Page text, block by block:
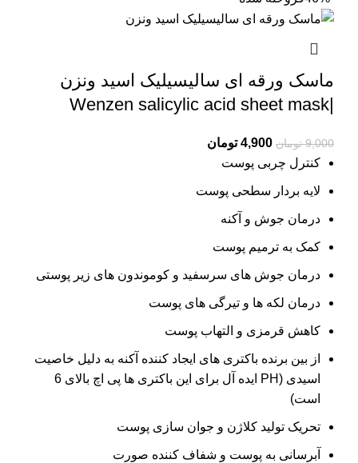
ماسک ورقه ای سالیسیلیک اسید ونزن
|Wenzen salicylic acid sheet mask
9,000 تومان Original
price
was:
4,900 تومان
کنترل چربی پوست
لایه بردار سطحی پوست
درمان جوش و آکنه
کمک به ترمیم پوست
درمان جوش های سرسفید و کوموندون های زیر پوستی
درمان لکه ها و تیرگی های پوست
کاهش قرمزی و التهاب پوست
از بین برنده باکتری های ایجاد کننده آکنه به دلیل خاصیت
اسیدی (PH ایده آل برای این باکتری ها پی اچ بالای 6
است)
تحریک تولید کلاژن و جوان سازی پوست
آبرسانی به پوست و شفاف کننده صورت